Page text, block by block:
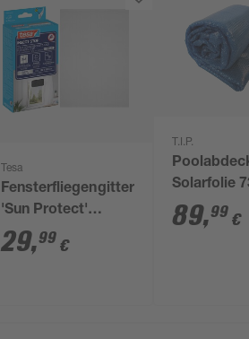
Tesa
Fensterfliegengitter
'Sun Protect'
anthrazit 130 x 150
cm
29,99 €
T.I.P.
Solarfolie
366 cm
89,99€